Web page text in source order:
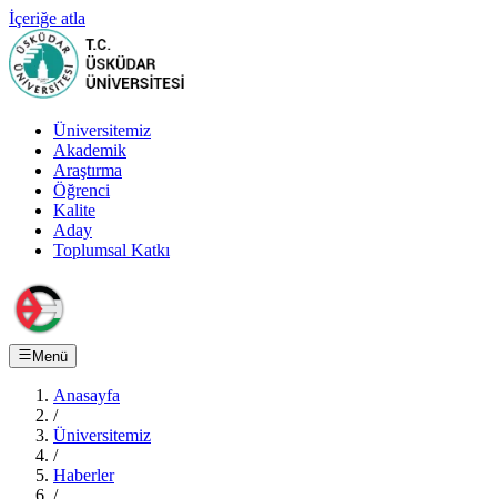
İçeriğe atla
Üniversitemiz
Akademik
Araştırma
Öğrenci
Kalite
Aday
Toplumsal Katkı
Menü
Anasayfa
/
Üniversitemiz
/
Haberler